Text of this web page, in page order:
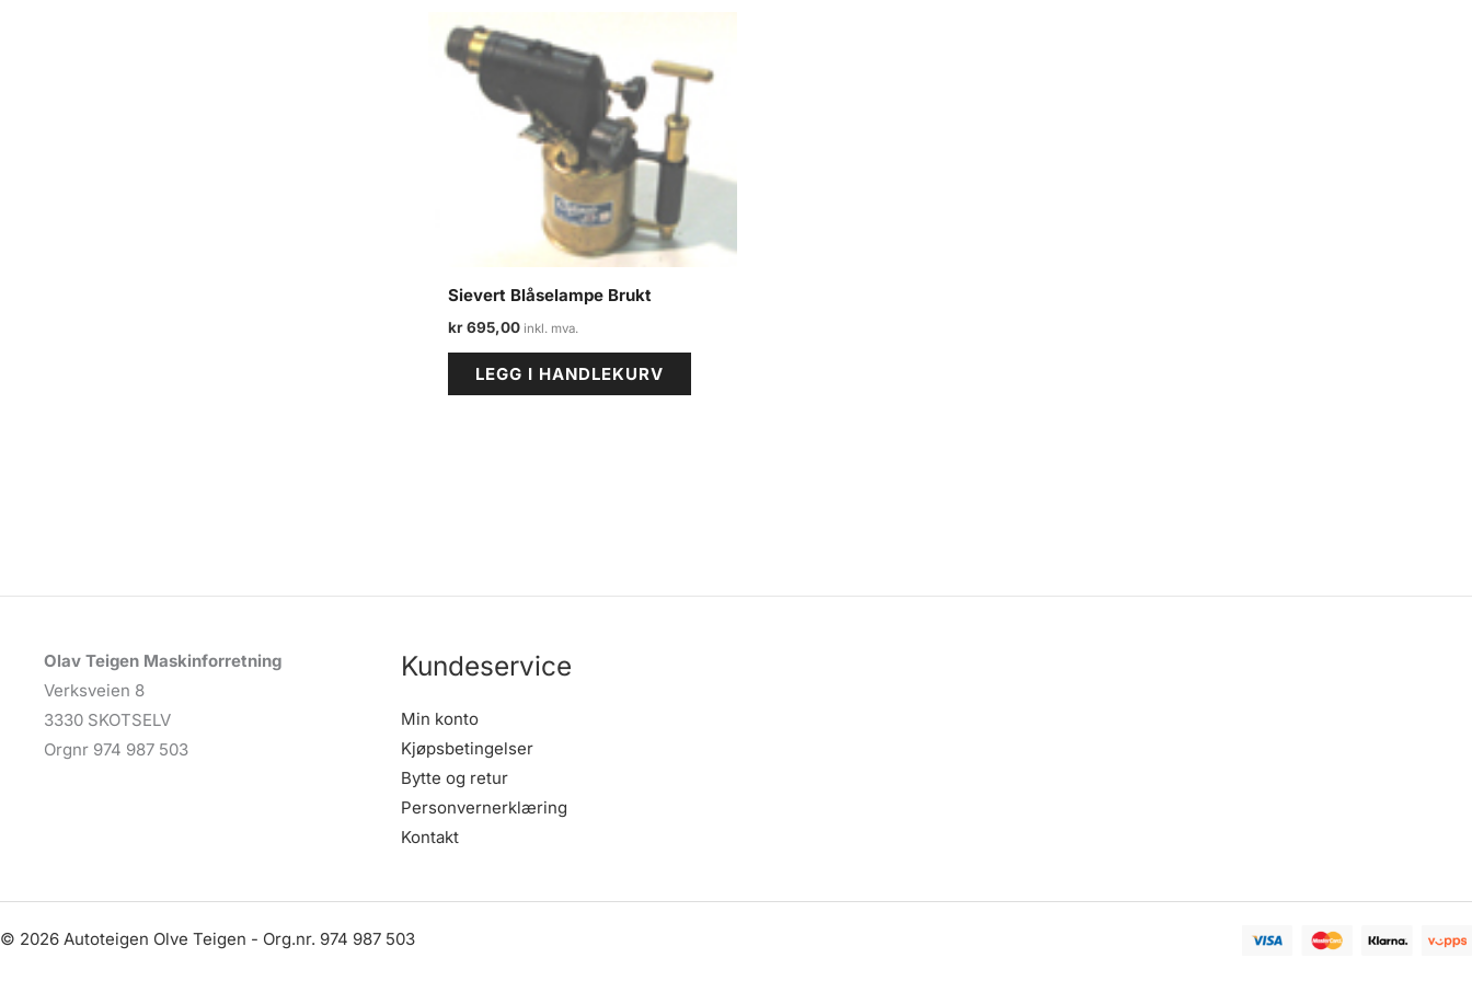
Sievert Blåselampe Brukt
kr695,00
LEGG I HANDLEKURV
Olav Teigen Maskinforretning
Verksveien 8
3330 SKOTSELV
Orgnr 974 987 503
Kundeservice
Min konto
Kjøpsbetingelser
Bytte og retur
Personvernerklæring
Kontakt
© 2026 Autoteigen Olve Teigen - Org.nr. 974 987 503